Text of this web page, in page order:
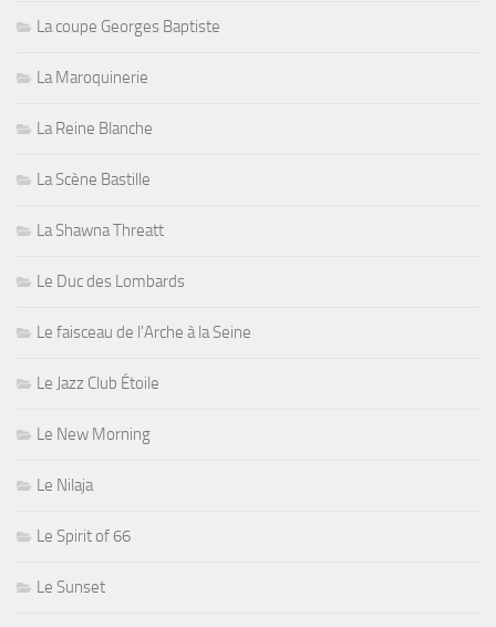
La coupe Georges Baptiste
La Maroquinerie
La Reine Blanche
La Scène Bastille
La Shawna Threatt
Le Duc des Lombards
Le faisceau de l'Arche à la Seine
Le Jazz Club Étoile
Le New Morning
Le Nilaja
Le Spirit of 66
Le Sunset